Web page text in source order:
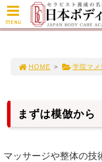
HOME > 学院マメ
まずは模倣から
マッサージや整体の技
MENU